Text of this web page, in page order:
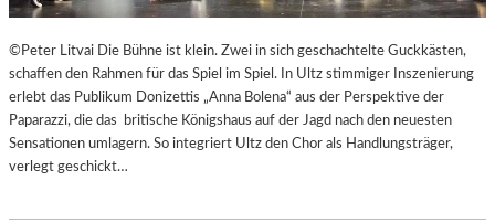
S
S
P
I
E
L
©Peter Litvai Die Bühne ist klein. Zwei in sich geschachtelte Guckkästen,
schaffen den Rahmen für das Spiel im Spiel. In Ultz stimmiger Inszenierung
erlebt das Publikum Donizettis „Anna Bolena“ aus der Perspektive der
Paparazzi, die das britische Königshaus auf der Jagd nach den neuesten
Sensationen umlagern. So integriert Ultz den Chor als Handlungsträger,
verlegt geschickt…